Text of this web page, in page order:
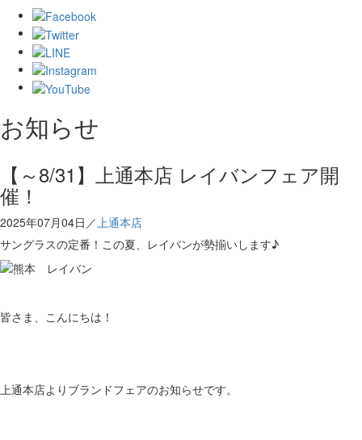
お知らせ
【～8/31】上通本店 レイバンフェア開
催！
2025年07月04日／ 上通本店
サングラスの定番！この夏、レイバンが勢揃いします♪
皆さま、こんにちは！
上通本店よりブランドフェアのお知らせです。